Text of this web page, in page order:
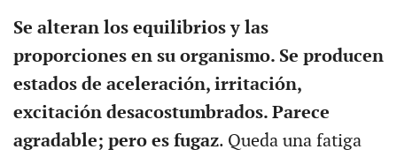
Se alteran los equilibrios y las
proporciones en su organismo. Se producen
estados de aceleración, irritación,
excitación desacostumbrados. Parece
agradable; pero es fugaz. Queda una fatiga